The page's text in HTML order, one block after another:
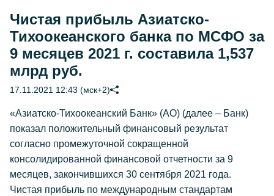
Чистая прибыль Азиатско-
Тихоокеанского банка по МСФО за
9 месяцев 2021 г. составила 1,537
млрд руб.
17.11.2021 12:43 (мск+2)
«Азиатско-Тихоокеанский Банк» (АО) (далее – Банк)
показал положительный финансовый результат
согласно промежуточной сокращенной
консолидированной финансовой отчетности за 9
месяцев, закончившихся 30 сентября 2021 года.
Чистая прибыль по международным стандартам